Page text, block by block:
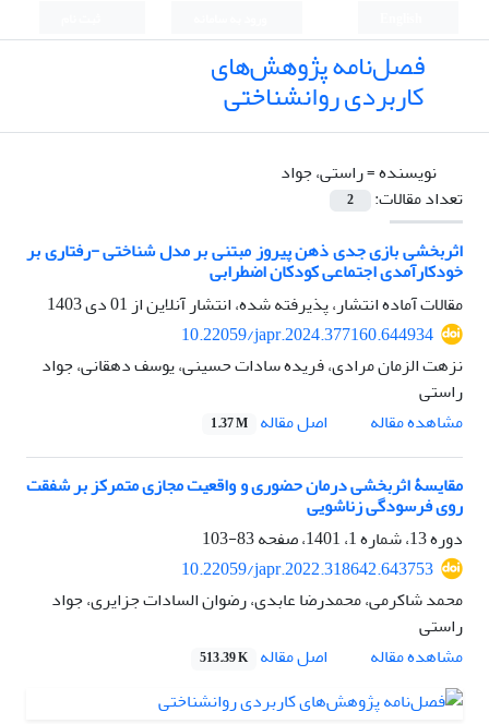
فصل‌نامه پژوهش‌های
کاربردی روانشناختی
نویسنده =راستی، جواد
تعداد مقالات:
2
اثربخشی بازی جدی ذهن پیروز مبتنی بر مدل شناختی -رفتاری بر
خودکارآمدی اجتماعی کودکان اضطرابی
مقالات آماده انتشار، پذیرفته شده، انتشار آنلاین از01 دی 1403
10.22059/japr.2024.377160.644934
نزهت الزمان مرادی، فریده سادات حسینی، یوسف دهقانی، جواد
راستی
مشاهده مقاله
اصل مقاله 1.37 M
مقایسۀ اثربخشی درمان حضوری و واقعیت مجازی متمرکز بر شفقت
روی فرسودگی زناشویی
دوره 13، شماره 1، 1401، صفحه
83-103
10.22059/japr.2022.318642.643753
محمد شاکرمی، محمدرضا عابدی، رضوان السادات جزایری، جواد
راستی
مشاهده مقاله
اصل مقاله 513.39 K